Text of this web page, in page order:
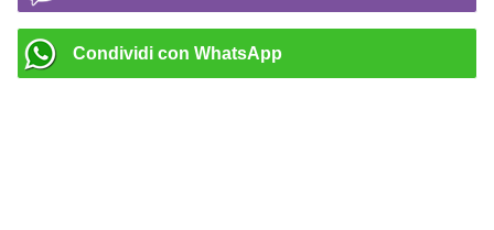
Condividi con WhatsApp